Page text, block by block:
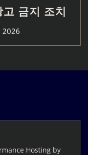
금지 조치
2026
Hosting by